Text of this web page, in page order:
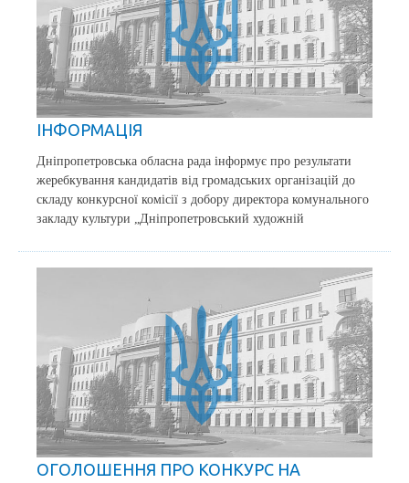
ІНФОРМАЦІЯ
Дніпропетровська обласна рада інформує про результати
жеребкування кандидатів від громадських організацій до
складу конкурсної комісії з добору директора комунального
закладу культури „Дніпропетровський художній
ОГОЛОШЕННЯ ПРО КОНКУРС НА